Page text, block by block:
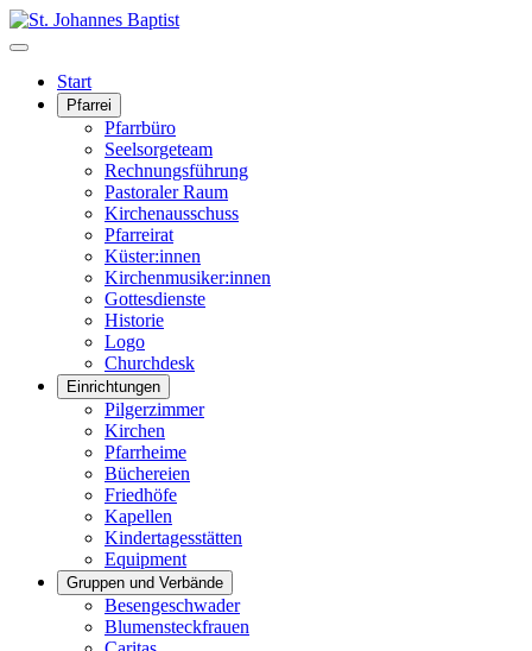
Start
Pfarrei
Pfarrbüro
Seelsorgeteam
Rechnungsführung
Pastoraler Raum
Kirchenausschuss
Pfarreirat
Küster:innen
Kirchenmusiker:innen
Gottesdienste
Historie
Logo
Churchdesk
Einrichtungen
Pilgerzimmer
Kirchen
Pfarrheime
Büchereien
Friedhöfe
Kapellen
Kindertagesstätten
Equipment
Gruppen und Verbände
Besengeschwader
Blumensteckfrauen